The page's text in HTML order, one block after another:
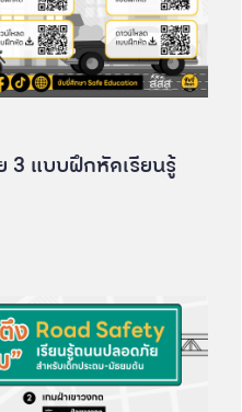
3 แบบฝึกหัดเรียนรู้